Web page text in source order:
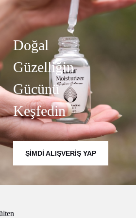
Doğal
Güzelliğin
Gücünü
Keşfedin
ŞIMDI ALIŞVERIŞ YAP